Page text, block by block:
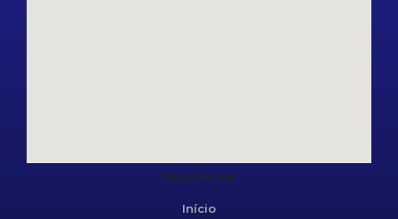
Mapa do site
Início